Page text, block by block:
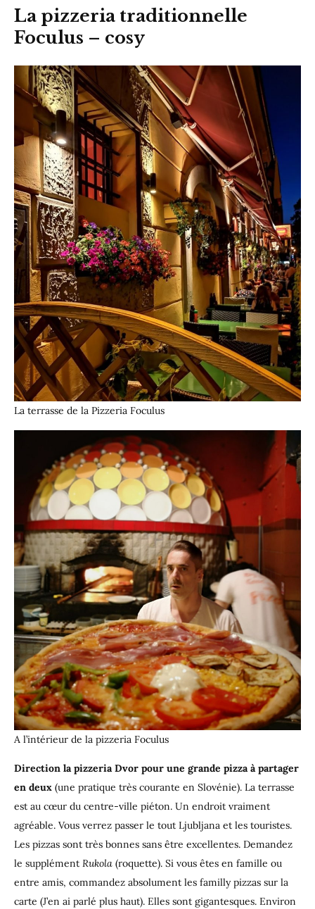
La pizzeria traditionnelle
Foculus – cosy
La terrasse de la Pizzeria Foculus
A l’intérieur de la pizzeria Foculus
Direction la pizzeria Dvor pour une grande pizza à partager
en deux (une pratique très courante en Slovénie). La terrasse
est au cœur du centre-ville piéton. Un endroit vraiment
agréable. Vous verrez passer le tout Ljubljana et les touristes.
Les pizzas sont très bonnes sans être excellentes. Demandez
le supplément Rukola (roquette). Si vous êtes en famille ou
entre amis, commandez absolument les familly pizzas sur la
carte (J’en ai parlé plus haut). Elles sont gigantesques. Environ